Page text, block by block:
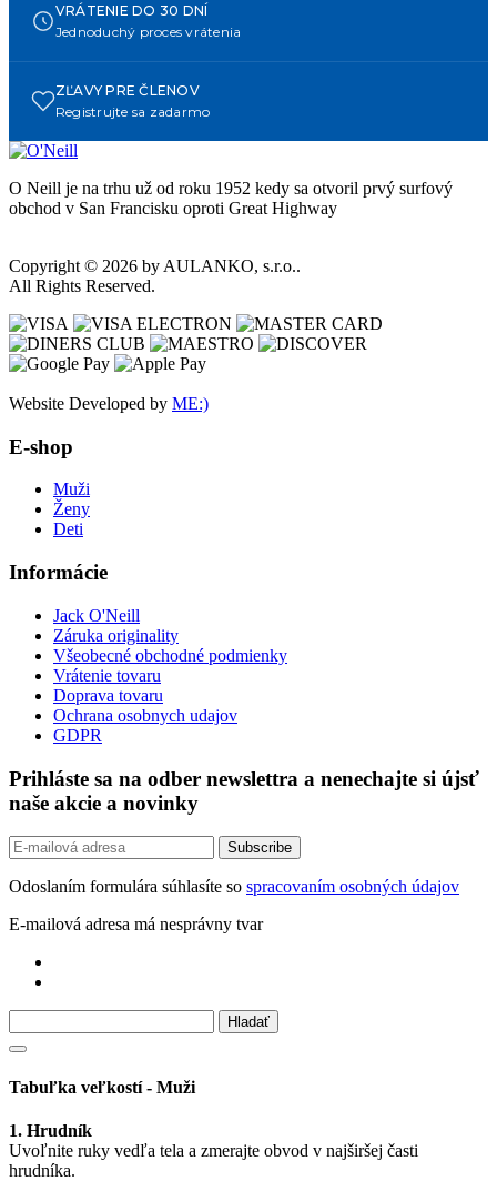
VRÁTENIE DO 30 DNÍ
Jednoduchý proces vrátenia
ZĽAVY PRE ČLENOV
Registrujte sa zadarmo
O Neill je na trhu už od roku 1952 kedy sa otvoril prvý surfový
obchod v San Francisku oproti Great Highway
Copyright © 2026 by AULANKO, s.r.o..
All Rights Reserved.
Website Developed by ME:)
E-shop
Muži
Ženy
Deti
Informácie
Jack O'Neill
Záruka originality
Všeobecné obchodné podmienky
Vrátenie tovaru
Doprava tovaru
Ochrana osobnych udajov
GDPR
Prihláste sa na odber newslettra a nenechajte si újsť
naše akcie a novinky
Odoslaním formulára súhlasíte so spracovaním osobných údajov
E-mailová adresa má nesprávny tvar
Tabuľka veľkostí - Muži
1. Hrudník
Uvoľnite ruky vedľa tela a zmerajte obvod v najširšej časti
hrudníka.